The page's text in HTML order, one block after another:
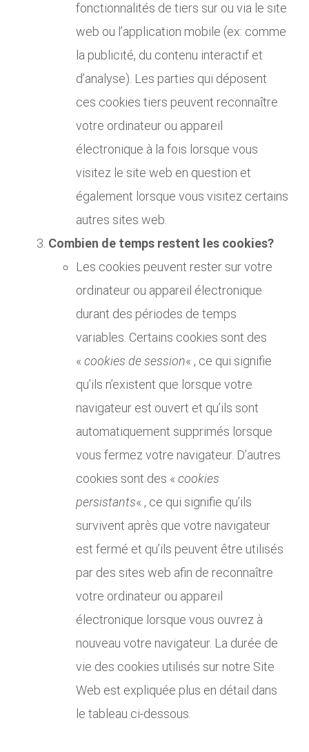
fonctionnalités de tiers sur ou via le site
web ou l’application mobile (ex: comme
la publicité, du contenu interactif et
d’analyse). Les parties qui déposent
ces cookies tiers peuvent reconnaître
votre ordinateur ou appareil
électronique à la fois lorsque vous
visitez le site web en question et
également lorsque vous visitez certains
autres sites web.
Combien de temps restent les cookies?
Les cookies peuvent rester sur votre
ordinateur ou appareil électronique
durant des périodes de temps
variables. Certains cookies sont des
« cookies de session« , ce qui signifie
qu’ils n’existent que lorsque votre
navigateur est ouvert et qu’ils sont
automatiquement supprimés lorsque
vous fermez votre navigateur. D’autres
cookies sont des « cookies
persistants« , ce qui signifie qu’ils
survivent après que votre navigateur
est fermé et qu’ils peuvent être utilisés
par des sites web afin de reconnaître
votre ordinateur ou appareil
électronique lorsque vous ouvrez à
nouveau votre navigateur. La durée de
vie des cookies utilisés sur notre Site
Web est expliquée plus en détail dans
le tableau ci-dessous.